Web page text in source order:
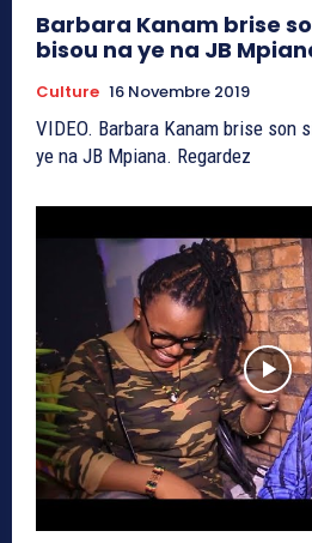
Barbara Kanam brise
bisou na ye na JB
Culture 16 Novembre 2019
VIDEO. Barbara Kanam brise son
ye na JB Mpiana. Regardez